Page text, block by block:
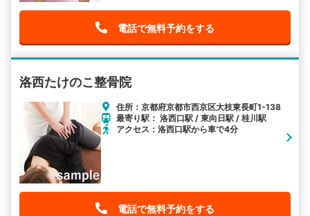
電話で無料予約をする
洛西たけのこ整骨院
住所：京都府京都市西京区大枝東長町1-138
最寄り駅： 洛西口駅 / 東向日駅 / 桂川駅
アクセス：洛西口駅から車で4分
電話で無料予約をする